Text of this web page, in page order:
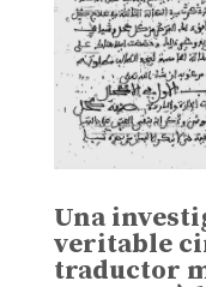
Una
veritable
traductor